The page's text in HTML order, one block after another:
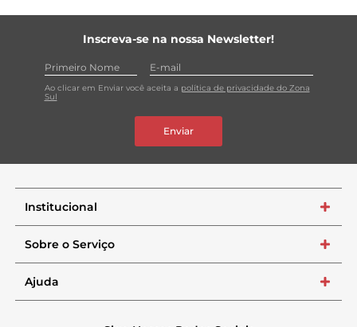
Inscreva-se na nossa Newsletter!
Ao clicar em Enviar você aceita a política de privacidade do Zona
Sul
Enviar
Institucional +
Sobre o Serviço +
Ajuda +